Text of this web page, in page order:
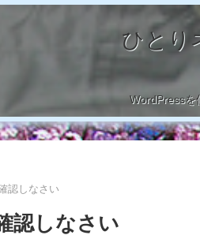
ひとり
WordPressを
認しなさい
認しなさい